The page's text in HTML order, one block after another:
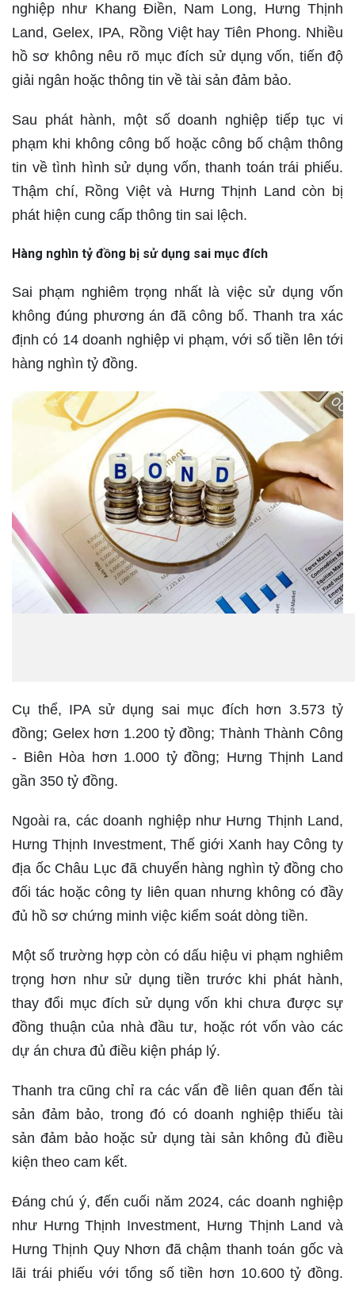
nghiệp như Khang Điền, Nam Long, Hưng Thịnh
Land, Gelex, IPA, Rồng Việt hay Tiên Phong. Nhiều
hồ sơ không nêu rõ mục đích sử dụng vốn, tiến độ
giải ngân hoặc thông tin về tài sản đảm bảo.
Sau phát hành, một số doanh nghiệp tiếp tục vi
phạm khi không công bố hoặc công bố chậm thông
tin về tình hình sử dụng vốn, thanh toán trái phiếu.
Thậm chí, Rồng Việt và Hưng Thịnh Land còn bị
phát hiện cung cấp thông tin sai lệch.
Hàng nghìn tỷ đồng bị sử dụng sai mục đích
Sai phạm nghiêm trọng nhất là việc sử dụng vốn
không đúng phương án đã công bố. Thanh tra xác
định có 14 doanh nghiệp vi phạm, với số tiền lên tới
hàng nghìn tỷ đồng.
Cụ thể, IPA sử dụng sai mục đích hơn 3.573 tỷ
đồng; Gelex hơn 1.200 tỷ đồng; Thành Thành Công
- Biên Hòa hơn 1.000 tỷ đồng; Hưng Thịnh Land
gần 350 tỷ đồng.
Ngoài ra, các doanh nghiệp như Hưng Thịnh Land,
Hưng Thịnh Investment, Thế giới Xanh hay Công ty
địa ốc Châu Lục đã chuyển hàng nghìn tỷ đồng cho
đối tác hoặc công ty liên quan nhưng không có đầy
đủ hồ sơ chứng minh việc kiểm soát dòng tiền.
Một số trường hợp còn có dấu hiệu vi phạm nghiêm
trọng hơn như sử dụng tiền trước khi phát hành,
thay đổi mục đích sử dụng vốn khi chưa được sự
đồng thuận của nhà đầu tư, hoặc rót vốn vào các
dự án chưa đủ điều kiện pháp lý.
Thanh tra cũng chỉ ra các vấn đề liên quan đến tài
sản đảm bảo, trong đó có doanh nghiệp thiếu tài
sản đảm bảo hoặc sử dụng tài sản không đủ điều
kiện theo cam kết.
Đáng chú ý, đến cuối năm 2024, các doanh nghiệp
như Hưng Thịnh Investment, Hưng Thịnh Land và
Hưng Thịnh Quy Nhơn đã chậm thanh toán gốc và
lãi trái phiếu với tổng số tiền hơn 10.600 tỷ đồng.